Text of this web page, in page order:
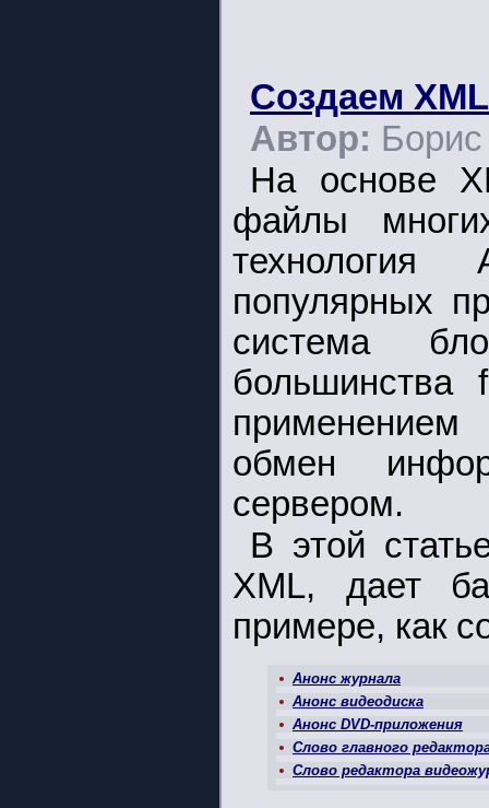
Создаем
Автор:
На основе
файлы
популярных
система
большинства
обмен
сервером.
В этой
ХМL, дает
примере, как
Анонс журнала
Анонс видеодиска
Анонс DVD-приложения
Слово главного
Слово редактора